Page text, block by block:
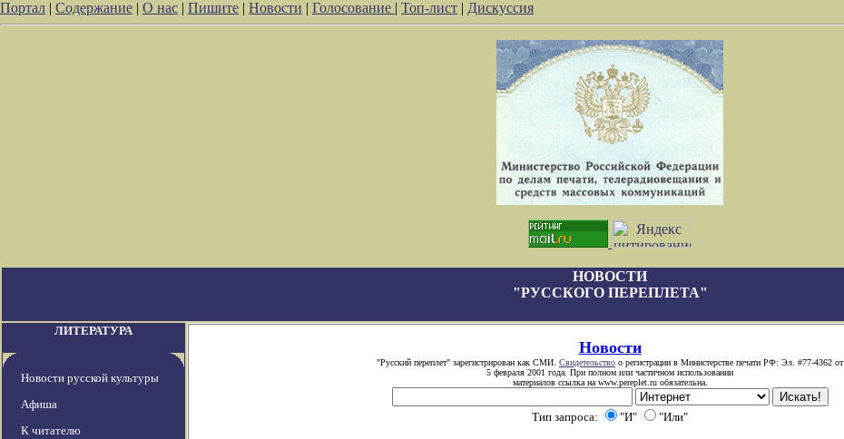
Портал | Содержание | О нас | Пишите | Новости | Голосование | Топ-лист | Дискуссия
НОВОСТИ
"РУССКОГО ПЕРЕПЛЕТА"
ЛИТЕРАТУРА
Новости русской культуры
Афиша
К читателю
Новости
"Русский переплет" зарегистрирован как СМИ. Свидетельство о регистрации в Министерстве печати РФ: Эл. #77-4362 от
5 февраля 2001 года. При полном или частичном использовании
материалов ссылка на www.pereplet.ru обязательна.
Тип запроса: "И" "Или"